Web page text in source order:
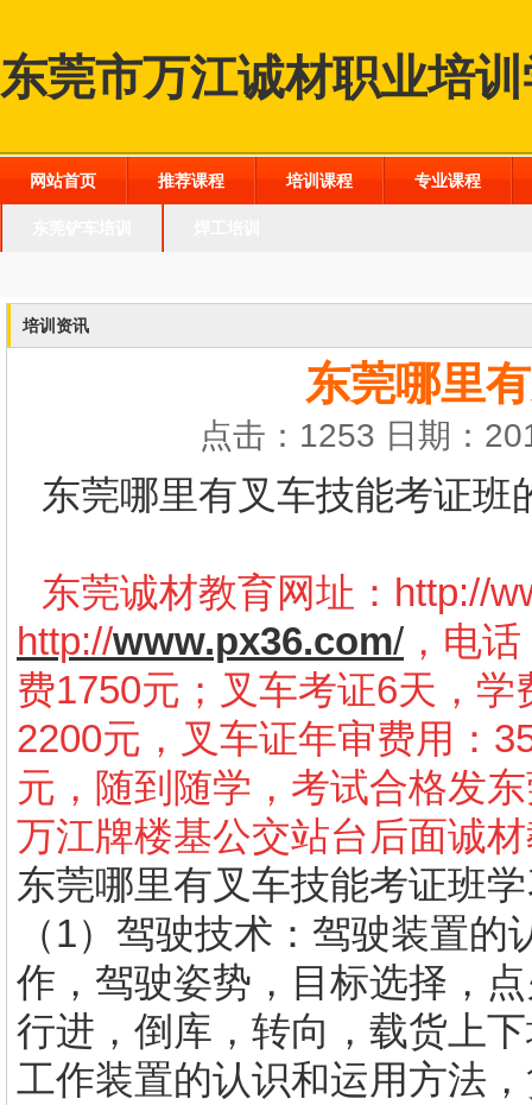
东莞市万江诚材职业培
网站首页 推荐课程 培训课程 专业课程
培训资讯
东莞哪里
点击：1253 日期：
东莞哪里有叉车技能考证班
东莞诚材教育网址： http://
http://www.px36.com/ ，电
费1750元；叉车考证6天，
2200元，叉车证年审费用：
元，随到随学，考试合格发
万江牌楼基公交站台后面诚
东莞哪里有叉车技能考证班
（1）驾驶技术：驾驶装置
作，驾驶姿势，目标选择，
行进，倒库，转向，载货上
工作装置的认识和运用方法